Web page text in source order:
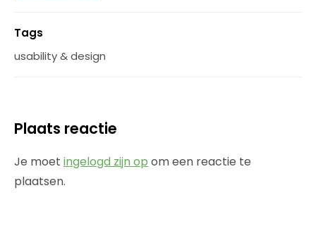
Tags
usability & design
Plaats reactie
Je moet ingelogd zijn op om een reactie te
plaatsen.